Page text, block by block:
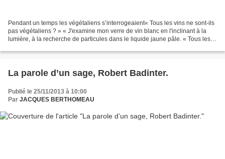
Pendant un temps les végétaliens s’interrogeaient« Tous les vins ne sont-ils
pas végétaliens ? » « J'examine mon verre de vin blanc en l'inclinant à la
lumière, à la recherche de particules dans le liquide jaune pâle. « Tous les
La parole d’un sage, Robert Badinter.
Publié le 25/11/2013 à 10:00
Par JACQUES BERTHOMEAU